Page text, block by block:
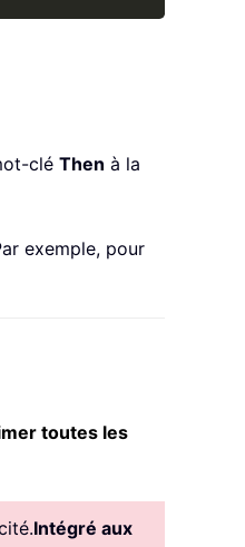
clé Then à la
exemple, pour
toutes les
Intégré aux